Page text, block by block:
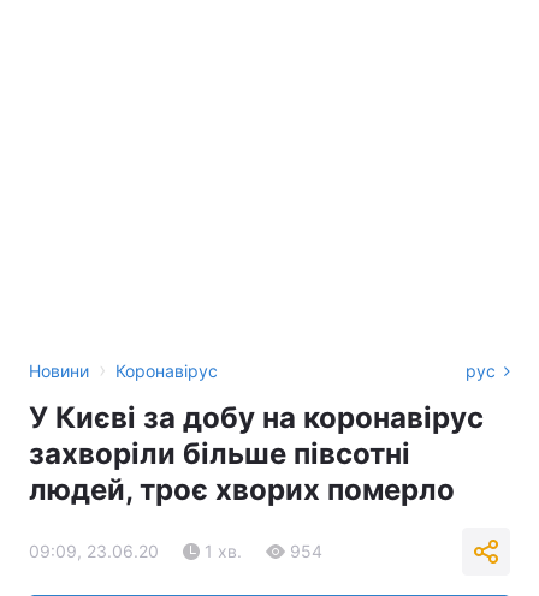
Новини › Коронавірус рус
У Києві за добу на коронавірус
захворіли більше півсотні
людей, троє хворих померло
09:09, 23.06.20 1 хв. 954